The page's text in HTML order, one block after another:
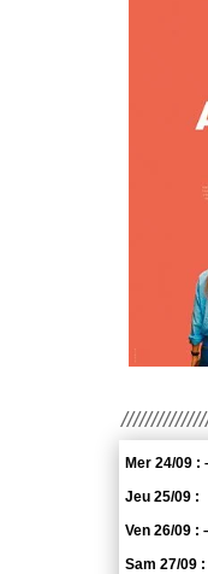
Mer 24/09 :
Jeu 25/09 :
Ven 26/09 :
Sam 27/09